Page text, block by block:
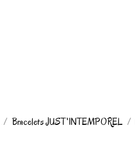
Bracelets JUST'INTEMPOREL